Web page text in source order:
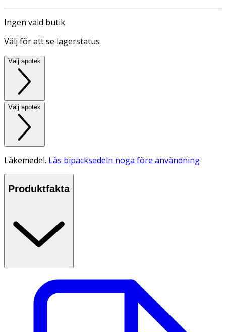
Ingen vald butik
Välj för att se lagerstatus
Välj apotek
Välj apotek
Läkemedel. Läs bipacksedeln noga före användning
Produktfakta